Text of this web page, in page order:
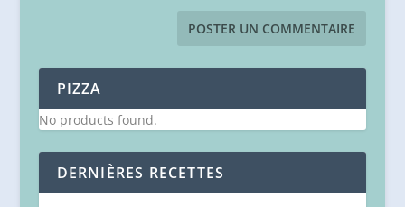
PIZZA
No products found.
DERNIÈRES RECETTES